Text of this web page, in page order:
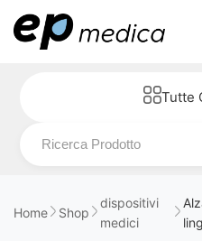
Tutte
Home Shop
dispositivi
medici